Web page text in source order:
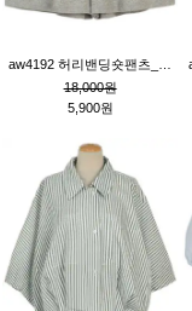
18,000원
5,900원